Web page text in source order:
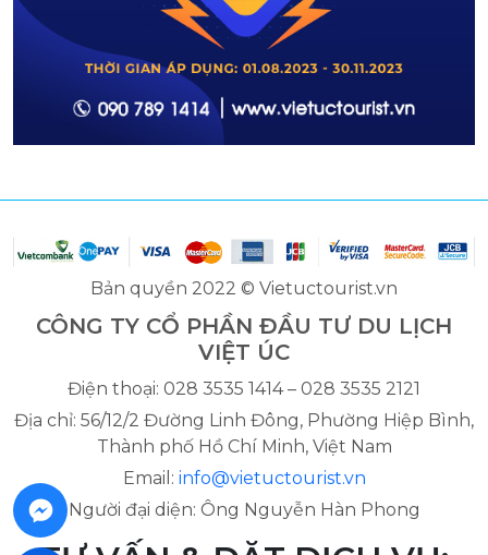
Bản quyền 2022 © Vietuctourist.vn
CÔNG TY CỔ PHẦN ĐẦU TƯ DU LỊCH
VIỆT ÚC
Điện thoại: 028 3535 1414 – 028 3535 2121
Địa chỉ: 56/12/2 Đường Linh Đông, Phường Hiệp Bình,
Thành phố Hồ Chí Minh, Việt Nam
Email: info@vietuctourist.vn
Người đại diện: Ông Nguyễn Hàn Phong